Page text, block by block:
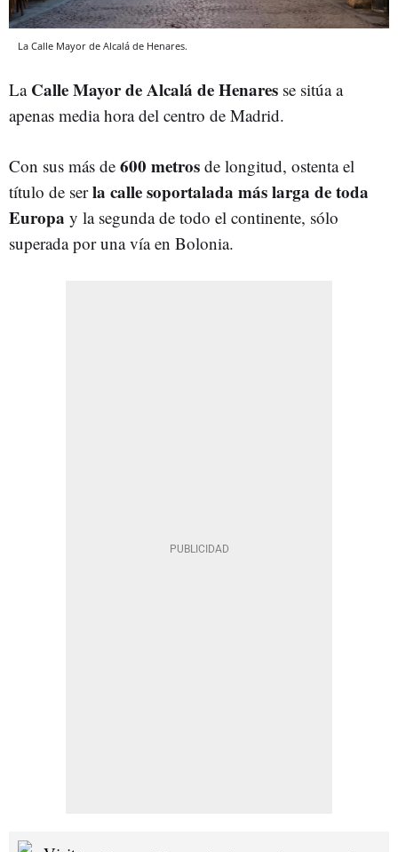
La Calle Mayor de Alcalá de Henares.
La Calle Mayor de Alcalá de Henares se sitúa a
apenas media hora del centro de Madrid.
Con sus más de 600 metros de longitud, ostenta el
título de serla calle soportalada más larga de toda
Europa y la segunda de todo el continente, sólo
superada por una vía en Bolonia.